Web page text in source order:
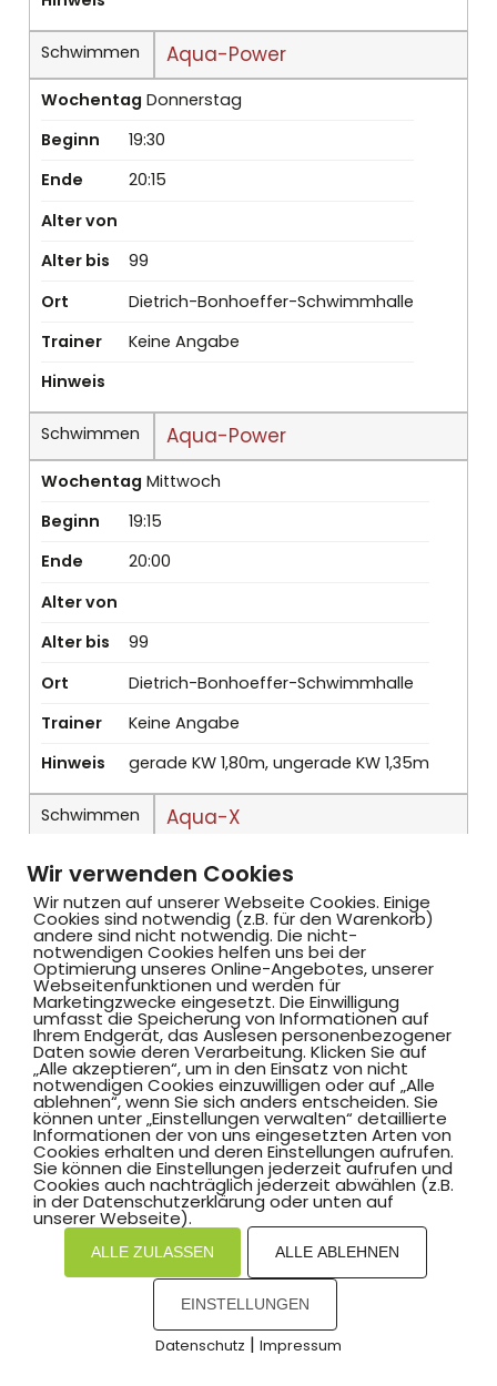
Schwimmen Aqua-Power
Wochentag Donnerstag
Beginn
19:30
Ende
20:15
Alter von
Alter bis
99
Ort
Dietrich-Bonhoeffer-Schwimmhalle
Trainer
Keine Angabe
Hinweis
Schwimmen Aqua-Power
Wochentag Mittwoch
Beginn
19:15
Ende
20:00
Alter von
Alter bis
99
Ort
Dietrich-Bonhoeffer-Schwimmhalle
Trainer
Keine Angabe
Hinweis
gerade KW 1,80m, ungerade KW 1,35m
Schwimmen Aqua-X
Wochentag
Mittwoch
Beginn
20:00
Ende
20:45
Alter von
Alter bis
99
Ort
Dietrich-Bonhoeffer-Schwimmhalle
Trainer
Keine Angabe
Hinweis
Intensivkurs im Tiefwasser, nur mit guter
Schwimmfähigkeit
Schwimmen Aqua-X
21:00
Wir verwenden Cookies
Wir nutzen auf unserer Webseite Cookies. Einige
Cookies sind notwendig (z.B. für den Warenkorb)
andere sind nicht notwendig. Die nicht-
notwendigen Cookies helfen uns bei der
Optimierung unseres Online-Angebotes, unserer
Webseitenfunktionen und werden für
Marketingzwecke eingesetzt. Die Einwilligung
umfasst die Speicherung von Informationen auf
Ihrem Endgerät, das Auslesen personenbezogener
Daten sowie deren Verarbeitung. Klicken Sie auf
„Alle akzeptieren“, um in den Einsatz von nicht
notwendigen Cookies einzuwilligen oder auf „Alle
ablehnen“, wenn Sie sich anders entscheiden. Sie
können unter „Einstellungen verwalten“ detaillierte
Informationen der von uns eingesetzten Arten von
Cookies erhalten und deren Einstellungen aufrufen.
Sie können die Einstellungen jederzeit aufrufen und
Cookies auch nachträglich jederzeit abwählen (z.B.
in der Datenschutzerklärung oder unten auf
unserer Webseite).
ALLE ZULASSEN ALLE ABLEHNEN
EINSTELLUNGEN
Datenschutz | Impressum